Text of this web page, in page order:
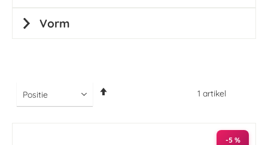
1 artikel
-5 %
Vorm